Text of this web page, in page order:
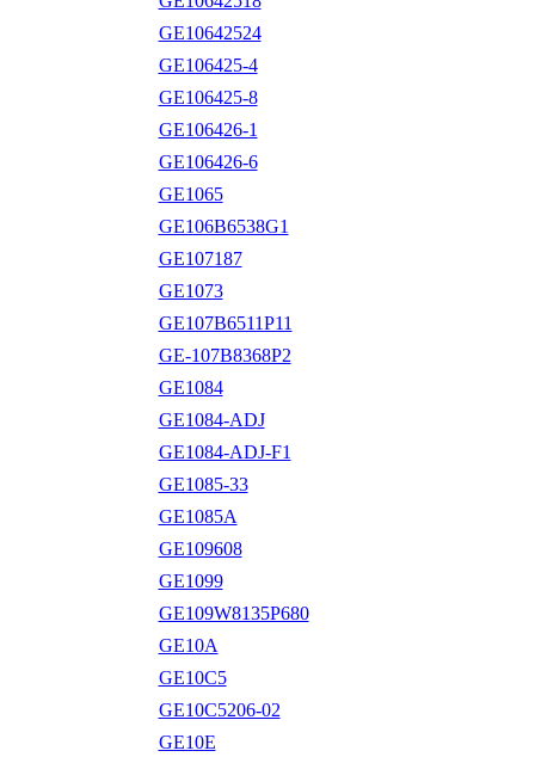
GE10642524
GE106425-4
GE106425-8
GE106426-1
GE106426-6
GE1065
GE106B6538G1
GE107187
GE1073
GE107B6511P11
GE-107B8368P2
GE1084
GE1084-ADJ
GE1084-ADJ-F1
GE1085-33
GE1085A
GE109608
GE1099
GE109W8135P680
GE10A
GE10C5
GE10C5206-02
GE10E